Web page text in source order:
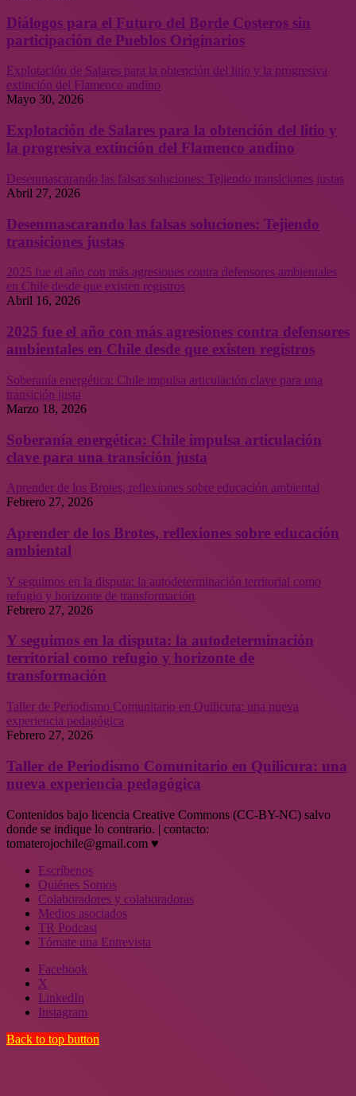
Diálogos para el Futuro del Borde Costeros sin
participación de Pueblos Originarios
Explotación de Salares para la obtención del litio y la progresiva
extinción del Flamenco andino
Mayo 30, 2026
Explotación de Salares para la obtención del litio y
la progresiva extinción del Flamenco andino
Desenmascarando las falsas soluciones: Tejiendo transiciones justas
Abril 27, 2026
Desenmascarando las falsas soluciones: Tejiendo
transiciones justas
2025 fue el año con más agresiones contra defensores ambientales
en Chile desde que existen registros
Abril 16, 2026
2025 fue el año con más agresiones contra defensores
ambientales en Chile desde que existen registros
Soberanía energética: Chile impulsa articulación clave para una
transición justa
Marzo 18, 2026
Soberanía energética: Chile impulsa articulación
clave para una transición justa
Aprender de los Brotes, reflexiones sobre educación ambiental
Febrero 27, 2026
Aprender de los Brotes, reflexiones sobre educación
ambiental
Y seguimos en la disputa: la autodeterminación territorial como
refugio y horizonte de transformación
Febrero 27, 2026
Y seguimos en la disputa: la autodeterminación
territorial como refugio y horizonte de
transformación
Taller de Periodismo Comunitario en Quilicura: una nueva
experiencia pedagógica
Febrero 27, 2026
Taller de Periodismo Comunitario en Quilicura: una
nueva experiencia pedagógica
Contenidos bajo licencia Creative Commons (CC-BY-NC) salvo
donde se indique lo contrario. | contacto:
tomaterojochile@gmail.com ♥
Escríbenos
Quiénes Somos
Colaboradores y colaboradoras
Medios asociados
TR Podcast
Tómate una Entrevista
Facebook
X
LinkedIn
Instagram
Back to top button